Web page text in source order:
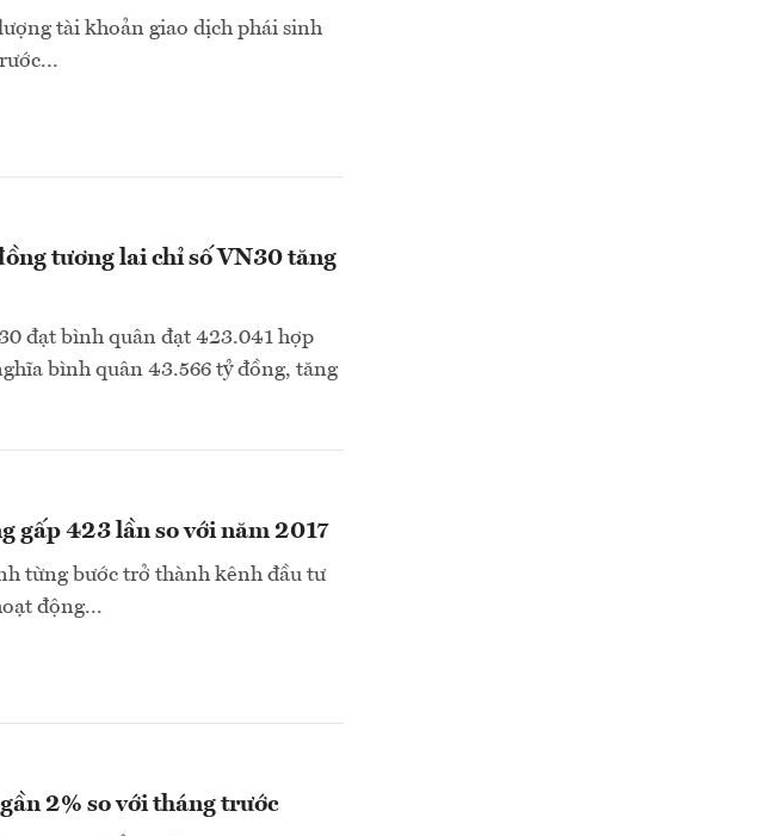
tài khoản giao dịch phái sinh
tương lai chỉ số VN30 tăng
đạt bình quân đạt 423.041 hợp
bình quân 43.566 tỷ đồng, tăng
gấp 423 lần so với năm 2017
từng bước trở thành kênh đầu tư
động...
2% so với tháng trước